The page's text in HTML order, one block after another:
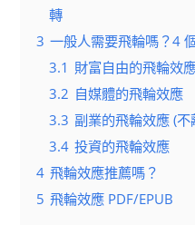
轉
3 一般人需要飛輪嗎？4
3.1 財富自由的飛輪效
3.2 自媒體的飛輪效應
3.3 副業的飛輪效應 (不
3.4 投資的飛輪效應
4 飛輪效應推薦嗎？
5 飛輪效應 PDF/EPUB